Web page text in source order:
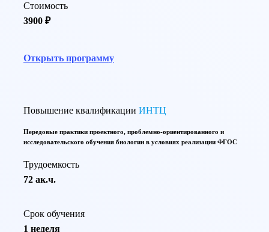
Стоимость
3900 ₽
Открыть программу
Повышение квалификации ИНТЦ
Передовые практики проектного, проблемно-ориентированного и
исследовательского обучения биологии в условиях реализации ФГОС
Трудоемкость
72 ак.ч.
Срок обучения
1 неделя